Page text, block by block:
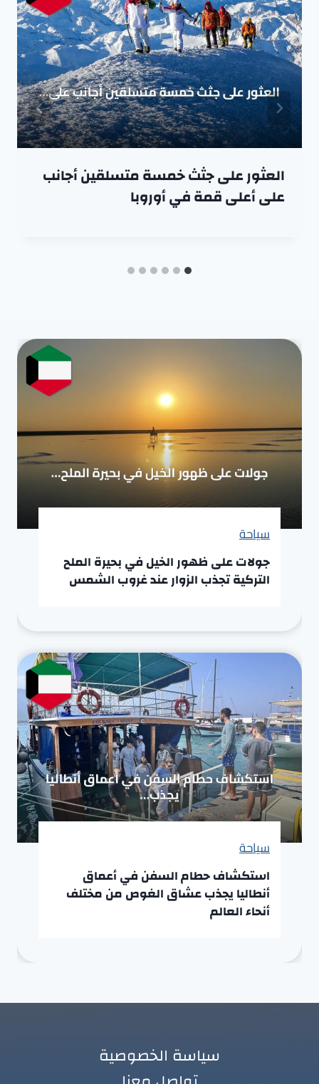
العثور على جثث خمسة متسلقين أجانب
على أعلى قمة في أوروبا
سياحة
جولات على ظهور الخيل في بحيرة الملح
التركية تجذب الزوار عند غروب الشمس
سياحة
استكشاف حطام السفن في أعماق
أنطاليا يجذب عشاق الغوص من مختلف
أنحاء العالم
سياسة الخصوصية